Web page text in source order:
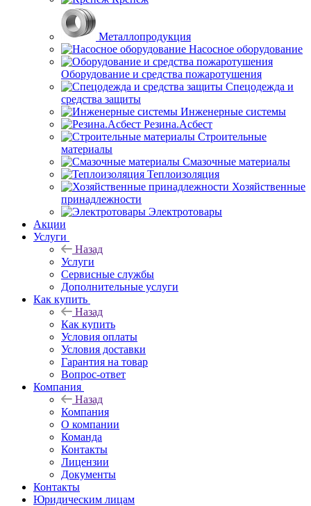
Металлопродукция
Насосное оборудование
Оборудование и средства пожаротушения
Спецодежда и
средства защиты
Инженерные системы
Резина.Асбест
Строительные
материалы
Смазочные материалы
Теплоизоляция
Хозяйственные
принадлежности
Электротовары
Акции
Услуги
Назад
Услуги
Сервисные службы
Дополнительные услуги
Как купить
Назад
Как купить
Условия оплаты
Условия доставки
Гарантия на товар
Вопрос-ответ
Компания
Назад
Компания
О компании
Команда
Контакты
Лицензии
Документы
Контакты
Юридическим лицам